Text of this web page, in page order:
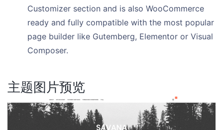
Customizer section and is also WooCommerce
ready and fully compatible with the most popular
page builder like Gutemberg, Elementor or Visual
Composer.
主题图片预览